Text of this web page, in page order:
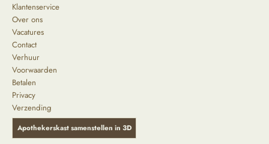
Klantenservice
Over ons
Vacatures
Contact
Verhuur
Voorwaarden
Betalen
Privacy
Verzending
Apothekerskast samenstellen in 3D